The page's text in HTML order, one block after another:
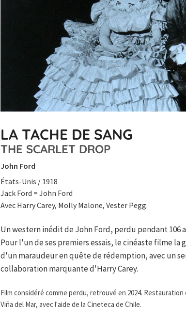
LA TACHE DE SANG
THE SCARLET DROP
John Ford
États-Unis / 1918
Jack Ford = John Ford
Avec Harry Carey, Molly Malone, Vester Pegg.
Un western inédit de John Ford, perdu pendant 106
Pour l'un de ses premiers essais, le cinéaste filme
d'un maraudeur en quête de rédemption, avec un
collaboration marquante d'Harry Carey.
Film considéré comme perdu, retrouvé en 2024.
Viña del Mar, avec l'aide de la Cineteca de Chile.